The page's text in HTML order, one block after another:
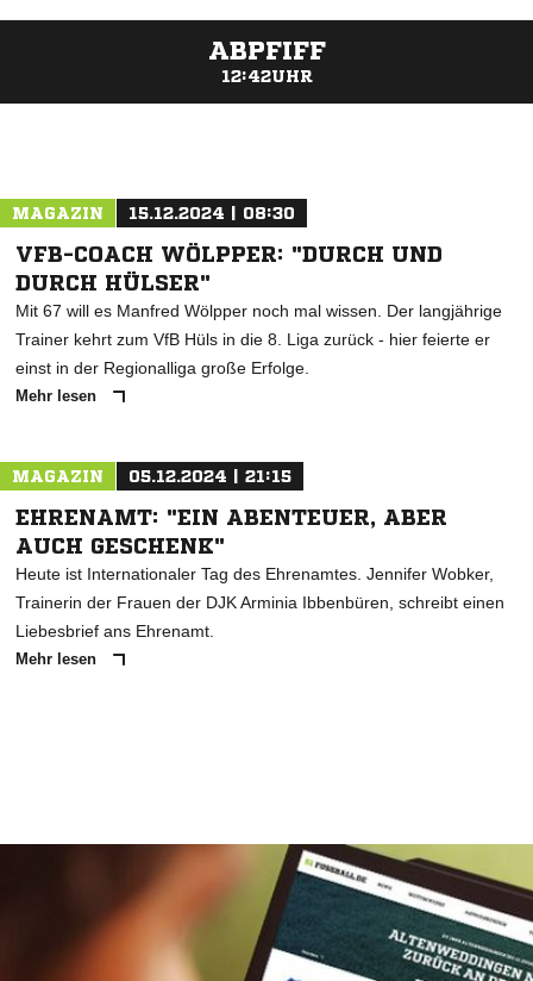
ABPFIFF
12:42UHR
MAGAZIN 15.12.2024 | 08:30
VFB-COACH WÖLPPER: "DURCH UND
DURCH HÜLSER"
Mit 67 will es Manfred Wölpper noch mal wissen. Der langjährige
Trainer kehrt zum VfB Hüls in die 8. Liga zurück - hier feierte er
einst in der Regionalliga große Erfolge.
Mehr lesen
MAGAZIN 05.12.2024 | 21:15
EHRENAMT: "EIN ABENTEUER, ABER
AUCH GESCHENK"
Heute ist Internationaler Tag des Ehrenamtes. Jennifer Wobker,
Trainerin der Frauen der DJK Arminia Ibbenbüren, schreibt einen
Liebesbrief ans Ehrenamt.
Mehr lesen